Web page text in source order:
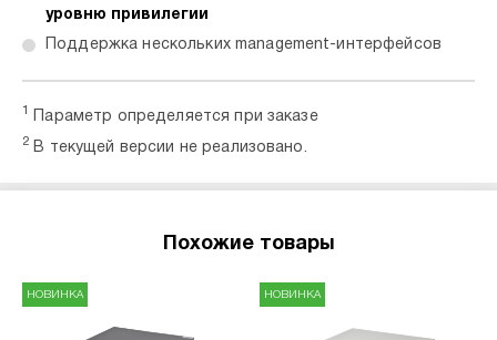
уровню привилегии
Поддержка нескольких management-интерфейсов
1 Параметр определяется при заказе
2 В текущей версии не реализовано.
Похожие товары
НОВИНКА НОВИНКА